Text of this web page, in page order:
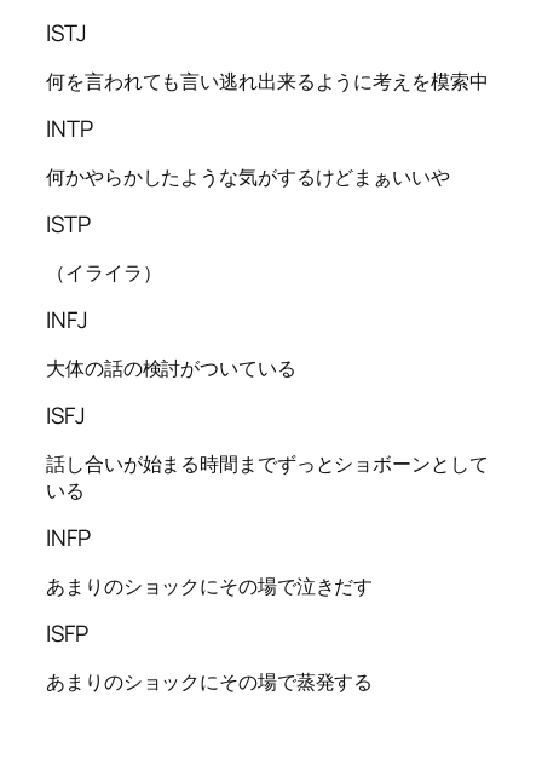
ISTJ
何を言われても言い逃れ出来るように考えを模索中
INTP
何かやらかしたような気がするけどまぁいいや
ISTP
（イライラ）
INFJ
大体の話の検討がついている
ISFJ
話し合いが始まる時間までずっとショボーンとして
いる
INFP
あまりのショックにその場で泣きだす
ISFP
あまりのショックにその場で蒸発する